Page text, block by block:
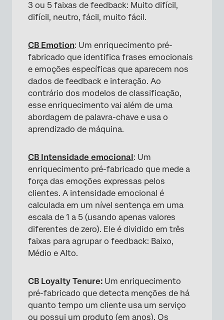
3 ou 5 faixas de feedback: Muito difícil,
difícil, neutro, fácil, muito fácil.
CB Emotion: Um enriquecimento pré-
fabricado que identifica frases emocionais
e emoções específicas que aparecem nos
dados de feedback e interação. Ao
contrário dos modelos de classificação,
esse enriquecimento vai além de uma
abordagem de palavra-chave e usa o
aprendizado de máquina.
CB Intensidade emocional: Um
enriquecimento pré-fabricado que mede a
força das emoções expressas pelos
clientes. A intensidade emocional é
calculada em um nível sentença em uma
escala de 1 a 5 (usando apenas valores
diferentes de zero). Ele é dividido em três
faixas para agrupar o feedback: Baixo,
Médio e Alto.
CB Loyalty Tenure: Um enriquecimento
pré-fabricado que detecta menções de há
quanto tempo um cliente usa um serviço
ou possui um produto (em anos). Os